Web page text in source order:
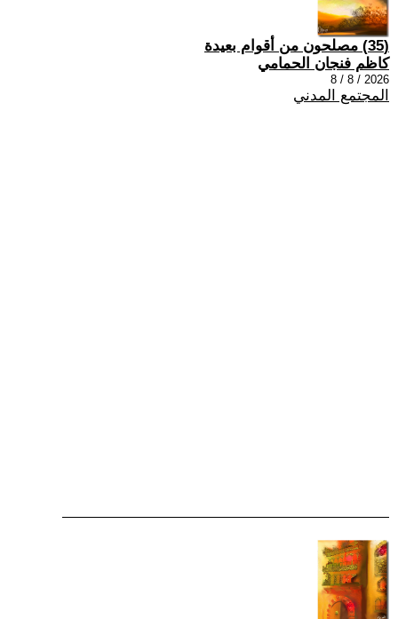
(35) مصلحون من أقوام بعيدة
كاظم فنجان الحمامي
2026 / 8 / 8
المجتمع المدني